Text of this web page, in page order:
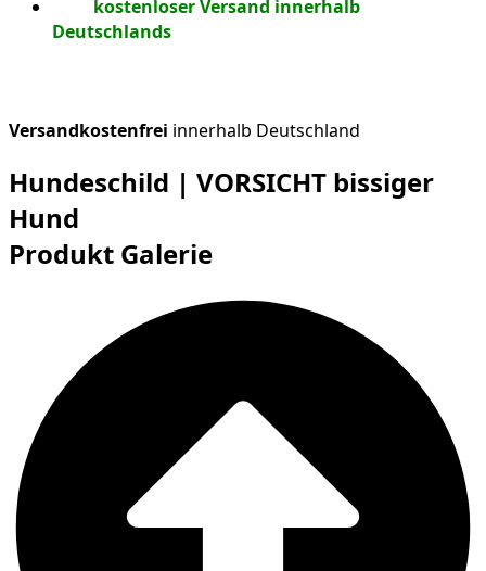
kostenloser Versand innerhalb
Deutschlands
Versandkostenfrei innerhalb Deutschland
Hundeschild | VORSICHT bissiger
Hund
Produkt Galerie